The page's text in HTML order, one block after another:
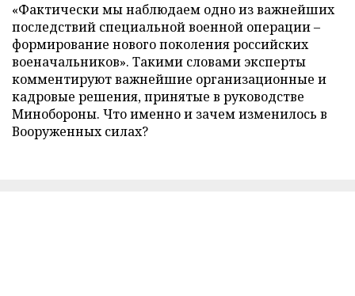
«Фактически мы наблюдаем одно из важнейших
последствий специальной военной операции –
формирование нового поколения российских
военачальников». Такими словами эксперты
комментируют важнейшие организационные и
кадровые решения, принятые в руководстве
Минобороны. Что именно и зачем изменилось в
Вооруженных силах?